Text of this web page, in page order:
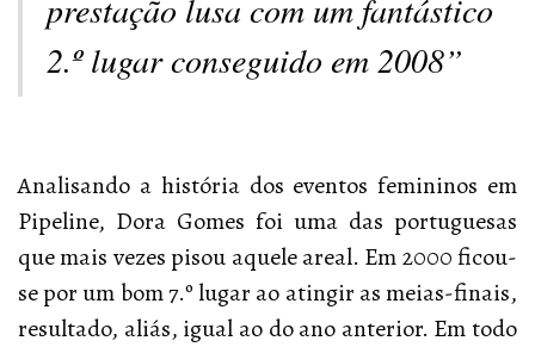
prestação lusa com um fantástico
2.º lugar conseguido em 2008”
Analisando a história dos eventos femininos em
Pipeline, Dora Gomes foi uma das portuguesas
que mais vezes pisou aquele areal. Em 2000 ficou-
se por um bom 7.º lugar ao atingir as meias-finais,
resultado, aliás, igual ao do ano anterior. Em todo